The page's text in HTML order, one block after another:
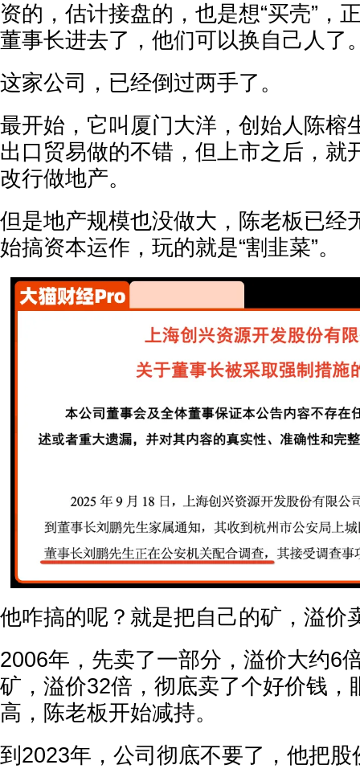
资的，估计接盘的，也是想“买壳”，
董事长进去了，他们可以换自己人了
这家公司，已经倒过两手了。
最开始，它叫厦门大洋，创始人陈榕
出口贸易做的不错，但上市之后，就
改行做地产。
但是地产规模也没做大，陈老板已经
始搞资本运作，玩的就是“割韭菜”。
他咋搞的呢？就是把自己的矿，溢价
2006年，先卖了一部分，溢价大约6
矿，溢价32倍，彻底卖了个好价钱，
高，陈老板开始减持。
到2023年，公司彻底不要了，他把